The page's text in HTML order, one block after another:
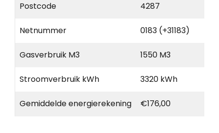
Postcode 4287
Netnummer 0183 (+31183)
Gasverbruik M3 1550 M3
Stroomverbruik kWh 3320 kWh
Gemiddelde energierekening €176,00